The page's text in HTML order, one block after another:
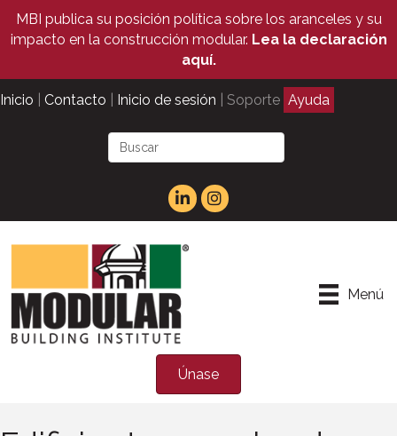
MBI publica su posición política sobre los aranceles y su
impacto en la construcción modular. Lea la declaración
aquí.
Inicio Contacto Inicio de sesión | Soporte Ayuda
Menú
Únase